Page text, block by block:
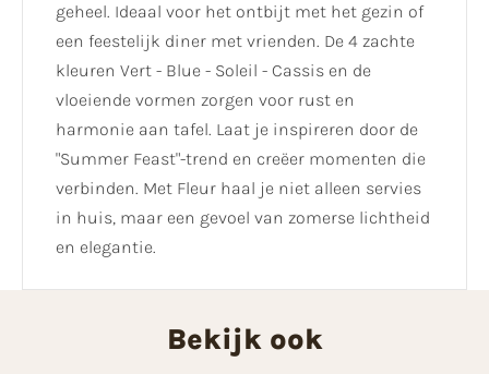
geheel. Ideaal voor het ontbijt met het gezin of
een feestelijk diner met vrienden. De 4 zachte
kleuren Vert - Blue - Soleil - Cassis en de
vloeiende vormen zorgen voor rust en
harmonie aan tafel. Laat je inspireren door de
"Summer Feast"-trend en creëer momenten die
verbinden. Met Fleur haal je niet alleen servies
in huis, maar een gevoel van zomerse lichtheid
en elegantie.
Bekijk ook